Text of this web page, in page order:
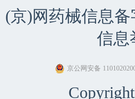
(京)网药械信息
信息
京公网安备